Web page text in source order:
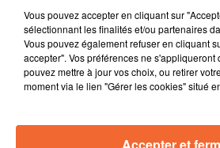
- La crèche animée insuffle un
Bressuire.
- La communauté du Thouarsais
des sapins et des coquillages
- La corrida de Magné aura nien
0:00
Vous pouvez accepter en cliquant sur
sélectionnant les finalités et/ou partenaires
Vous pouvez également refuser en cliquant
accepter". Vos préférences ne s'appliqueront
pouvez mettre à jour vos choix, ou retirer
moment via le lien "Gérer les cookies" situé